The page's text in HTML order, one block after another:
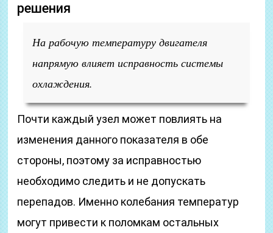
решения
На рабочую температуру двигателя
напрямую влияет исправность системы
охлаждения.
Почти каждый узел может повлиять на
изменения данного показателя в обе
стороны, поэтому за исправностью
необходимо следить и не допускать
перепадов. Именно колебания температур
могут привести к поломкам остальных